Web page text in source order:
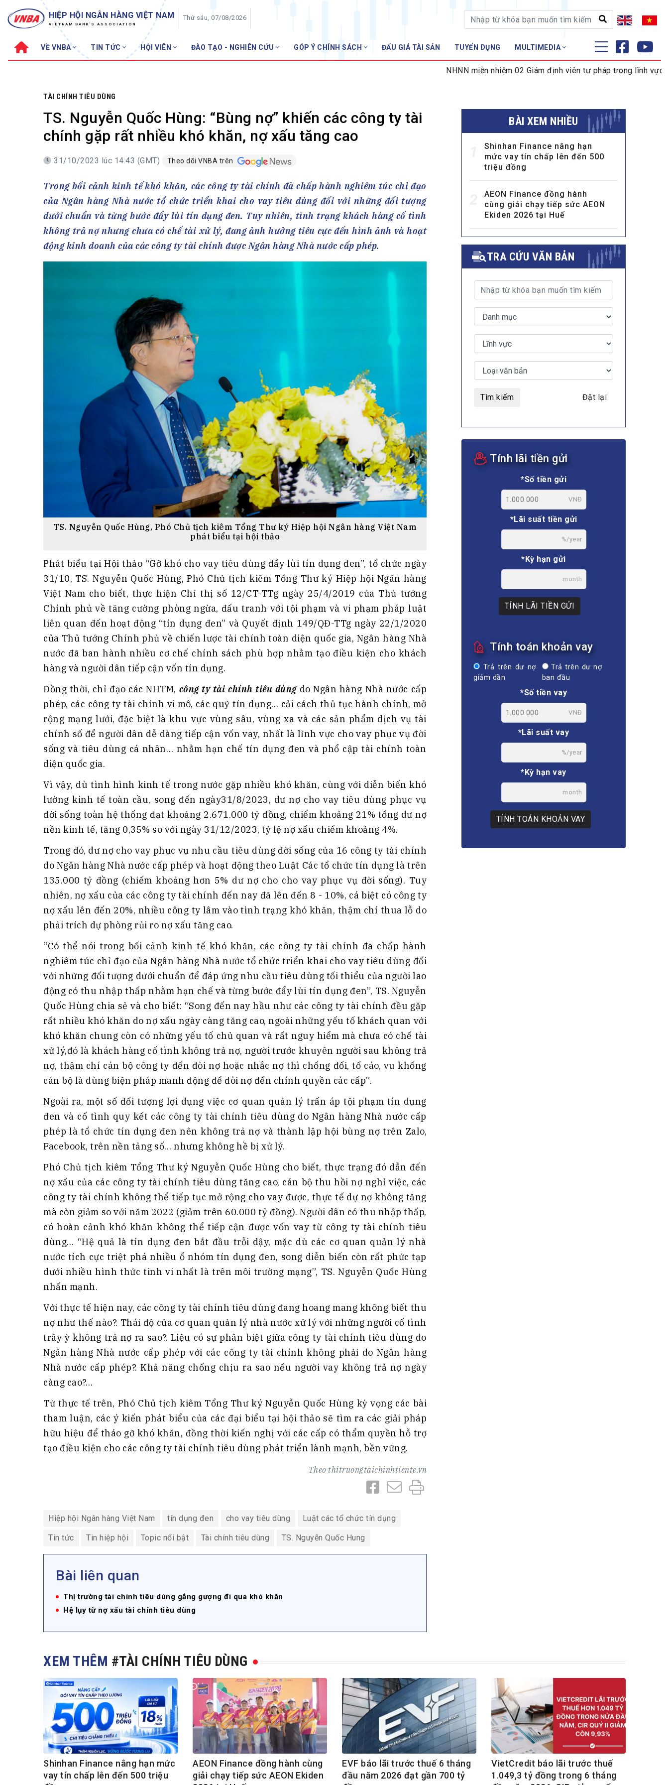
HIỆP HỘI NGÂN HÀNG VIỆT NAM
VIETNAM BANK'S ASSOCIATION
Thứ sáu, 07/08/2026
VỀ VNBA TIN TỨC HỘI VIÊN ĐÀO TẠO - NGHIÊN CỨU GÓP Ý CHÍNH SÁCH ĐẤU GIÁ TÀI SẢN TUYỂN DỤNG MULTIMEDIA
Sơ đồ tổ chức
Hội đồng Hiệp hội
Thường trực Hiệp hội
Cơ quan Thường trực
VNBA các thời kỳ
Thành tích – Giải thưởng
Bộ Chuẩn mực Đạo đức nghề nghiệp
30 năm VNBA
Bản tin Tuần VNBA
Tin ngành ngân hàng
Đào tạo
Fintech
Tài chính Tiêu dùng
ĐẤU GIÁ TÀI SẢN
MULTIMEDIA
Video
Photos
NHNN miễn nhiệm 02 Giám định viên tư pháp trong lĩnh vực tiền tệ và
TÀI CHÍNH TIÊU DÙNG
TS. Nguyễn Quốc Hùng: “Bùng nợ” khiến các công ty tài
chính gặp rất nhiều khó khăn, nợ xấu tăng cao
31/10/2023 lúc 14:43 (GMT) Theo dõi VNBA trên
Trong bối cảnh kinh tế khó khăn, các công ty tài chính đã chấp hành nghiêm túc chỉ đạo
của Ngân hàng Nhà nước tổ chức triển khai cho vay tiêu dùng đối với những đối tượng
dưới chuẩn và từng bước đẩy lùi tín dụng đen. Tuy nhiên, tình trạng khách hàng cố tình
không trả nợ nhưng chưa có chế tài xử lý, đang ảnh hưởng tiêu cực đến hình ảnh và hoạt
động kinh doanh của các công ty tài chính được Ngân hàng Nhà nước cấp phép.
TS. Nguyễn Quốc Hùng, Phó Chủ tịch kiêm Tổng Thư ký Hiệp hội Ngân hàng Việt Nam
phát biểu tại hội thảo
Phát biểu tại Hội thảo “Gỡ khó cho vay tiêu dùng đẩy lùi tín dụng đen”, tổ chức ngày
31/10, TS. Nguyễn Quốc Hùng, Phó Chủ tịch kiêm Tổng Thư ký Hiệp hội Ngân hàng
Việt Nam cho biết, thực hiện Chỉ thị số 12/CT-TTg ngày 25/4/2019 của Thủ tướng
Chính phủ về tăng cường phòng ngừa, đấu tranh với tội phạm và vi phạm pháp luật
liên quan đến hoạt động “tín dụng đen” và Quyết định 149/QĐ-TTg ngày 22/1/2020
của Thủ tướng Chính phủ về chiến lược tài chính toàn diện quốc gia, Ngân hàng Nhà
nước đã ban hành nhiều cơ chế chính sách phù hợp nhằm tạo điều kiện cho khách
hàng và người dân tiếp cận vốn tín dụng.
Đồng thời, chỉ đạo các NHTM, công ty tài chính tiêu dùngdo Ngân hàng Nhà nước cấp
phép, các công ty tài chính vi mô, các quỹ tín dụng… cải cách thủ tục hành chính, mở
rộng mạng lưới, đặc biệt là khu vực vùng sâu, vùng xa và các sản phẩm dịch vụ tài
chính số để người dân dễ dàng tiếp cận vốn vay, nhất là lĩnh vực cho vay phục vụ đời
sống và tiêu dùng cá nhân… nhằm hạn chế tín dụng đen và phổ cập tài chính toàn
diện quốc gia.
Vì vậy, dù tình hình kinh tế trong nước gặp nhiều khó khăn, cùng với diễn biến khó
lường kinh tế toàn cầu, song đến ngày31/8/2023, dư nợ cho vay tiêu dùng phục vụ
đời sống toàn hệ thống đạt khoảng 2.671.000 tỷ đồng, chiếm khoảng 21% tổng dư nợ
nền kinh tế, tăng 0,35% so với ngày 31/12/2023, tỷ lệ nợ xấu chiếm khoảng 4%.
Trong đó, dư nợ cho vay phục vụ nhu cầu tiêu dùng đời sống của 16 công ty tài chính
do Ngân hàng Nhà nước cấp phép và hoạt động theo Luật Các tổ chức tín dụng là trên
135.000 tỷ đồng (chiếm khoảng hơn 5% dư nợ cho cho vay phục vụ đời sống). Tuy
nhiên, nợ xấu của các công ty tài chính đến nay đã lên đến 8 - 10%, cá biệt có công ty
nợ xấu lên đến 20%, nhiều công ty lâm vào tình trạng khó khăn, thậm chí thua lỗ do
phải trích dự phòng rủi ro nợ xấu tăng cao.
“Có thể nói trong bối cảnh kinh tế khó khăn, các công ty tài chính đã chấp hành
nghiêm túc chỉ đạo của Ngân hàng Nhà nước tổ chức triển khai cho vay tiêu dùng đối
với những đối tượng dưới chuẩn để đáp ứng nhu cầu tiêu dùng tối thiểu của người lao
động có thu nhập thấp nhằm hạn chế và từng bước đẩy lùi tín dụng đen”, TS. Nguyễn
Quốc Hùng chia sẻ và cho biết: “Song đến nay hầu như các công ty tài chính đều gặp
rất nhiều khó khăn do nợ xấu ngày càng tăng cao, ngoài những yếu tố khách quan với
khó khăn chung còn có những yếu tố chủ quan và rất nguy hiểm mà chưa có chế tài
xử lý,đó là khách hàng cố tình không trả nợ, người trước khuyên người sau không trả
nợ, thậm chí cán bộ công ty đến đòi nợ hoặc nhắc nợ thì chống đối, tố cáo, vu khống
cán bộ là dùng biện pháp manh động để đòi nợ đến chính quyền các cấp”.
Ngoài ra, một số đối tượng lợi dụng việc cơ quan quản lý trấn áp tội phạm tín dụng
đen và cố tình quy kết các công ty tài chính tiêu dùng do Ngân hàng Nhà nước cấp
phép là tổ chức tín dụng đen nên không trả nợ và thành lập hội bùng nợ trên Zalo,
Facebook, trên nền tảng số… nhưng không hề bị xử lý.
Phó Chủ tịch kiêm Tổng Thư ký Nguyễn Quốc Hùng cho biết, thực trạng đó dẫn đến
nợ xấu của các công ty tài chính tiêu dùng tăng cao, cán bộ thu hồi nợ nghỉ việc, các
công ty tài chính không thể tiếp tục mở rộng cho vay được, thực tế dự nợ không tăng
mà còn giảm so với năm 2022 (giảm trên 60.000 tỷ đồng). Người dân có thu nhập thấp,
có hoàn cảnh khó khăn không thể tiếp cận được vốn vay từ công ty tài chính tiêu
dùng… “Hệ quả là tín dụng đen bắt đầu trỗi dậy, mặc dù các cơ quan quản lý nhà
nước tích cực triệt phá nhiều ổ nhóm tín dụng đen, song diễn biến còn rất phức tạp
dưới nhiều hình thức tinh vi nhất là trên môi trường mạng”, TS. Nguyễn Quốc Hùng
nhấn mạnh.
Với thực tế hiện nay, các công ty tài chính tiêu dùng đang hoang mang không biết thu
nợ như thế nào?. Thái độ của cơ quan quản lý nhà nước xử lý với những người cố tình
trây ỳ không trả nợ ra sao?. Liệu có sự phân biệt giữa công ty tài chính tiêu dùng do
Ngân hàng Nhà nước cấp phép với các công ty tài chính không phải do Ngân hàng
Nhà nước cấp phép?. Khả năng chống chịu ra sao nếu người vay không trả nợ ngày
càng cao?…
Từ thực tế trên, Phó Chủ tịch kiêm Tổng Thư ký Nguyễn Quốc Hùng kỳ vọng các bài
tham luận, các ý kiến phát biểu của các đại biểu tại hội thảo sẽ tìm ra các giải pháp
hữu hiệu để tháo gỡ khó khăn, đồng thời kiến nghị với các cấp có thẩm quyền hỗ trợ
tạo điều kiện cho các công ty tài chính tiêu dùng phát triển lành mạnh, bền vững.
Theo thitruongtaichinhtiente.vn
Hiệp hội Ngân hàng Việt Nam tín dụng đen cho vay tiêu dùng Luật các tổ chức tín dụng
Tin tức Tin hiệp hội Topic nổi bật Tài chính tiêu dùng TS. Nguyễn Quốc Hung
Bài liên quan
Thị trường tài chính tiêu dùng gắng gượng đi qua khó khăn
Hệ lụy từ nợ xấu tài chính tiêu dùng
BÀI XEM NHIỀU
Shinhan Finance nâng hạn
mức vay tín chấp lên đến 500
triệu đồng
AEON Finance đồng hành
cùng giải chạy tiếp sức AEON
Ekiden 2026 tại Huế
TRA CỨU VĂN BẢN
Tìm kiếm Đặt lại
Tính lãi tiền gửi
*Số tiền gửi
VNĐ
*Lãi suất tiền gửi
%/year
*Kỳ hạn gửi
month
TÍNH LÃI TIỀN GỬI
Tính toán khoản vay
Trả trên dư nợ
giảm dần
Trả trên dư nợ
ban đầu
*Số tiền vay
VNĐ
*Lãi suất vay
%/year
*Kỳ hạn vay
month
TÍNH TOÁN KHOẢN VAY
XEM THÊM #TÀI CHÍNH TIÊU DÙNG
Shinhan Finance nâng hạn mức
vay tín chấp lên đến 500 triệu
AEON Finance đồng hành cùng
giải chạy tiếp sức AEON Ekiden
EVF báo lãi trước thuế 6 tháng
đầu năm 2026 đạt gần 700 tỷ
VietCredit báo lãi trước thuế
1.049,3 tỷ đồng trong 6 tháng